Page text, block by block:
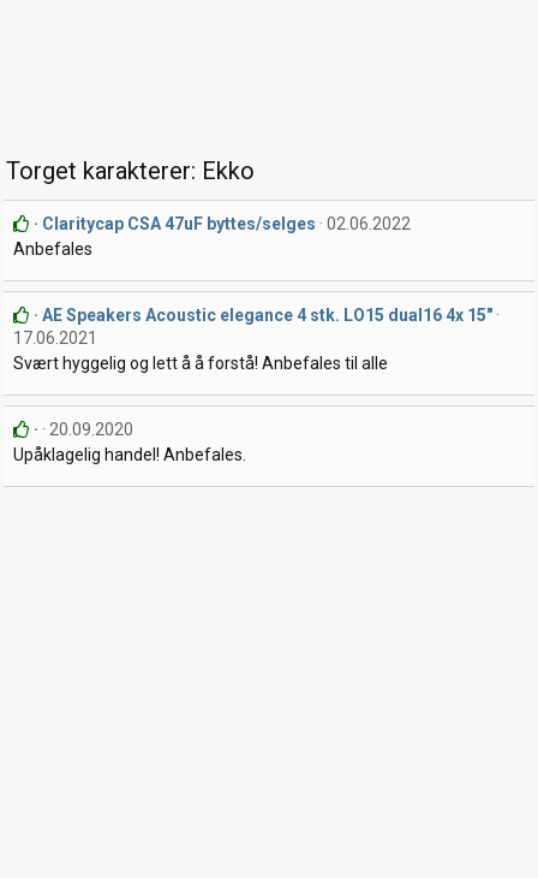
Torget karakterer: Ekko
Claritycap CSA 47uF byttes/selges
02.06.2022
Anbefales
AE Speakers Acoustic elegance 4 stk. LO15 dual16 4x 15"
17.06.2021
Svært hyggelig og lett å å forstå! Anbefales til alle
20.09.2020
Upåklagelig handel! Anbefales.